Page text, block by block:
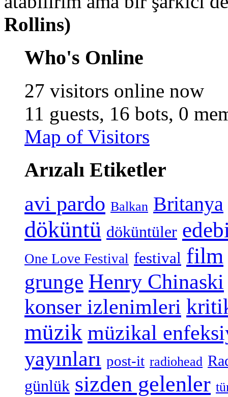
Rollins)
Who's Online
27 visitors online now
11 guests, 16 bots, 0
Map of Visitors
Arızalı Etiketler
avi pardo Balkan Britanya
döküntü döküntüler
One Love Festival festival film
grunge Henry Chinaski
konser izlenimleri
müzik müzikal
yayınları post-it radiohead
günlük sizden gelenler